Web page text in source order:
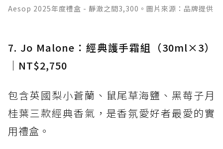
Aesop 2025年度禮盒 - 靜澈之間3,300。圖片來源：品牌提供
7. Jo Malone：經典護手霜組（30ml×3）
｜NT$2,750
包含英國梨小蒼蘭、鼠尾草海鹽、黑莓子月
桂葉三款經典香氣，是香氛愛好者最愛的實
用禮盒。